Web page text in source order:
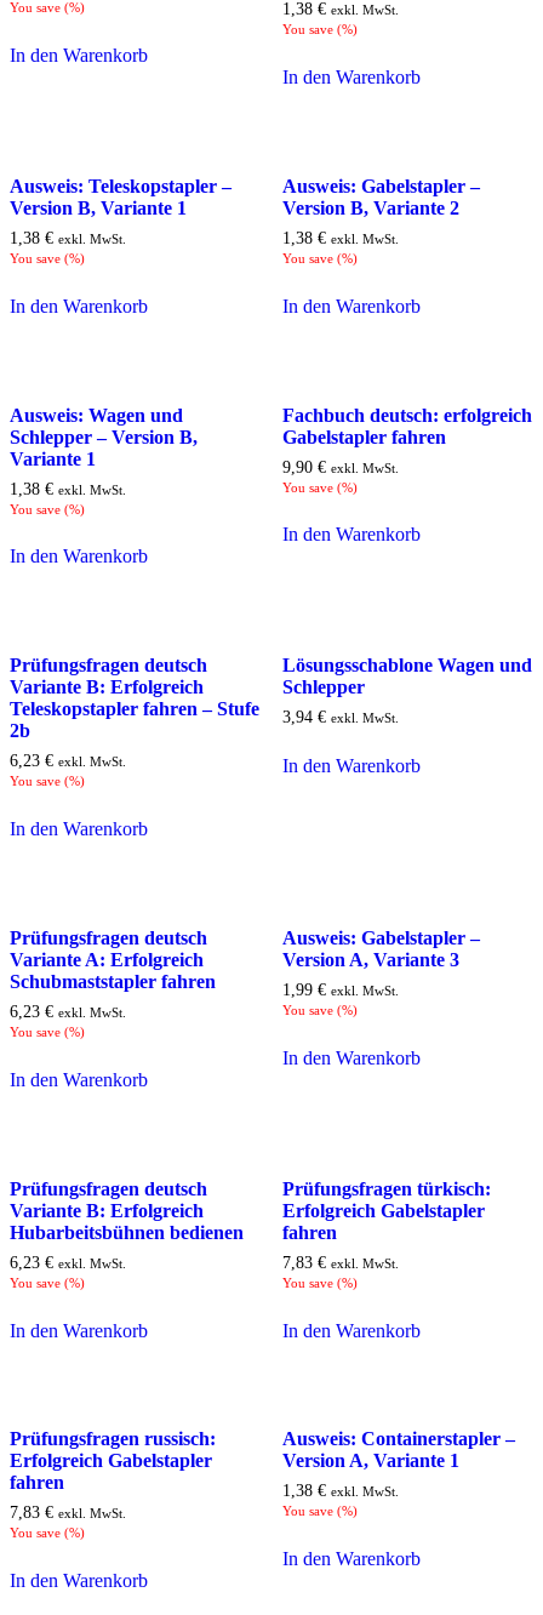
You save (%)
In den Warenkorb
1,38 € exkl. MwSt.
You save (%)
In den Warenkorb
Ausweis: Teleskopstapler –
Version B, Variante 1
1,38 € exkl. MwSt.
You save (%)
In den Warenkorb
Ausweis: Gabelstapler –
Version B, Variante 2
1,38 € exkl. MwSt.
You save (%)
In den Warenkorb
Ausweis: Wagen und
Schlepper – Version B,
Variante 1
1,38 € exkl. MwSt.
You save (%)
In den Warenkorb
Fachbuch deutsch: erfolgreich
Gabelstapler fahren
9,90 € exkl. MwSt.
You save (%)
In den Warenkorb
Prüfungsfragen deutsch
Variante B: Erfolgreich
Teleskopstapler fahren – Stufe
2b
6,23 € exkl. MwSt.
You save (%)
In den Warenkorb
Lösungsschablone Wagen und
Schlepper
3,94 € exkl. MwSt.
In den Warenkorb
Prüfungsfragen deutsch
Variante A: Erfolgreich
Schubmaststapler fahren
6,23 € exkl. MwSt.
You save (%)
In den Warenkorb
Ausweis: Gabelstapler –
Version A, Variante 3
1,99 € exkl. MwSt.
You save (%)
In den Warenkorb
Prüfungsfragen deutsch
Variante B: Erfolgreich
Hubarbeitsbühnen bedienen
6,23 € exkl. MwSt.
You save (%)
In den Warenkorb
Prüfungsfragen türkisch:
Erfolgreich Gabelstapler
fahren
7,83 € exkl. MwSt.
You save (%)
In den Warenkorb
Prüfungsfragen russisch:
Erfolgreich Gabelstapler
fahren
7,83 € exkl. MwSt.
You save (%)
In den Warenkorb
Ausweis: Containerstapler –
Version A, Variante 1
1,38 € exkl. MwSt.
You save (%)
In den Warenkorb